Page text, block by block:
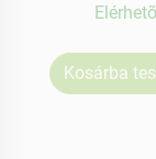
Elérhetõ
Kosárba